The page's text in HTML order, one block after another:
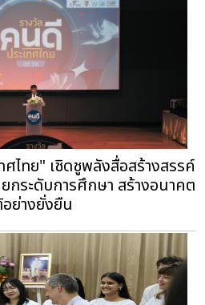
ไทย" เชิดชูพลังสื่อสร้างสรรค์
ยกระดับการศึกษา สร้างอนาคต
ย่างยั่งยืน